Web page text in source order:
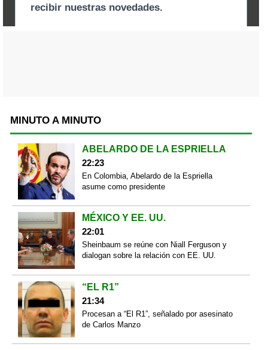
MINUTO A MINUTO
ABELARDO DE LA ESPRIELLA
22:23
En Colombia, Abelardo de la Espriella
asume como presidente
MÉXICO Y EE. UU.
22:01
Sheinbaum se reúne con Niall Ferguson y
dialogan sobre la relación con EE. UU.
“EL R1”
21:34
Procesan a “El R1”, señalado por asesinato
de Carlos Manzo